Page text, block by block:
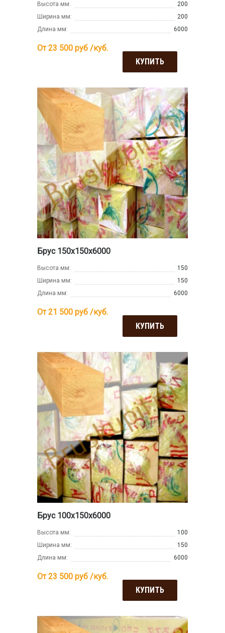
Высота мм:
200
Ширина мм:
200
Длина мм:
6000
От 23 500 руб /куб.
КУПИТЬ
Брус 150х150х6000
Высота мм:
150
Ширина мм:
150
Длина мм:
6000
От 21 500 руб /куб.
КУПИТЬ
Брус 100х150х6000
Высота мм:
100
Ширина мм:
150
Длина мм:
6000
От 23 500 руб /куб.
КУПИТЬ